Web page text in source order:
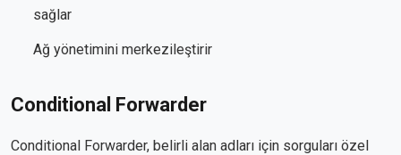
sağlar
Ağ yönetimini merkezileştirir
Conditional Forwarder
Conditional Forwarder, belirli alan adları için sorguları özel